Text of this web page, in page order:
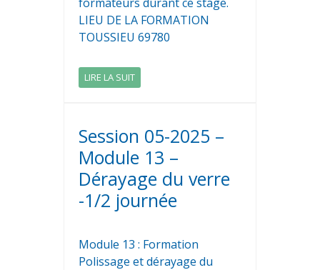
LIEU DE LA FORMATION
TOUSSIEU 69780
LIRE LA SUIT
Session 05-2025 –
Module 13 –
Dérayage du verre
-1/2 journée
Module 13 : Formation
Polissage et dérayage du